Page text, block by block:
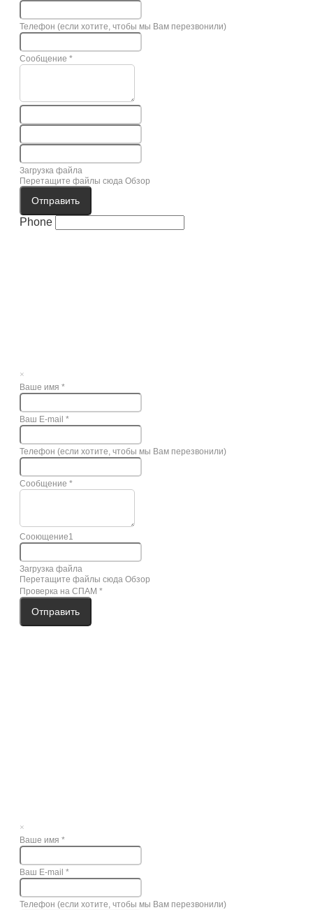
Телефон (если хотите, чтобы мы Вам перезвонили)
Сообщение *
Загрузка файла
Перетащите файлы сюда Обзор
Отправить
Phone
×
Ваше имя *
Ваш E-mail *
Телефон (если хотите, чтобы мы Вам перезвонили)
Сообщение *
Сооющение1
Загрузка файла
Перетащите файлы сюда Обзор
Проверка на СПАМ *
Отправить
×
Ваше имя *
Ваш E-mail *
Телефон (если хотите, чтобы мы Вам перезвонили)